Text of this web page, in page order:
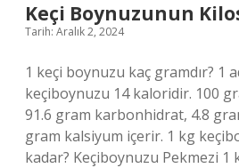
Keçi Boynuzunun
Tarih: Aralık 2, 2024
1 keçi boynuzu kaç gramdır? 1
keçiboynuzu 14 kaloridir. 100
91.6 gram karbonhidrat, 4.8
gram kalsiyum içerir. 1 kg
kadar? Keçiboynuzu Pekmezi 1